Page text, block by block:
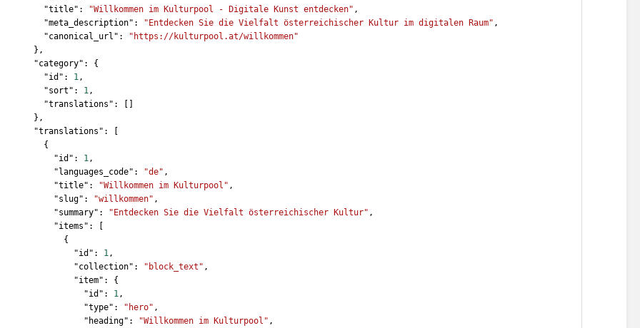
        "title":
"Willkommen im Kulturpool - Digitale Kunst entdecken" ,
        "meta_description":
"Entdecken Sie die Vielfalt österreichischer Kultur im digitalen Raum" ,
        "canonical_url":
"https://kulturpool.at/willkommen"
      },
      "category": {
        "id":
1 ,
        "sort":
1 ,
        "translations": []
      },
      "translations": [
        {
          "id":
1 ,
          "languages_code":
"de" ,
          "title":
"Willkommen im Kulturpool" ,
          "slug":
"willkommen" ,
          "summary":
"Entdecken Sie die Vielfalt österreichischer Kultur" ,
          "items": [
            {
              "id":
1 ,
              "collection":
"block_text" ,
              "item": {
                "id":
1 ,
                "type":
"hero" ,
                "heading":
"Willkommen im Kulturpool" ,